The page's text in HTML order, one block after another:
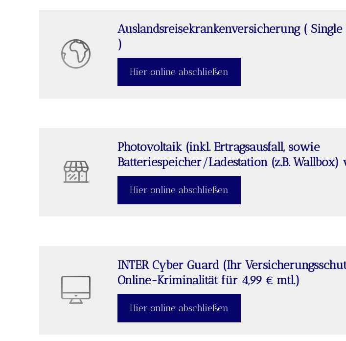
Auslands­reise­kranken­ver­si­che­rung (
)
Hier online abschließen
Photovoltaik (inkl. Ertragsausfall, sowie
Batteriespeicher/Ladestation (z.B. Wallbox)
Hier online abschließen
INTER Cyber Guard (Ihr
Online-Kriminalität für 4,99 € mtl.)
Hier online abschließen